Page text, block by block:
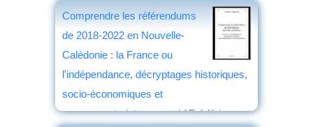
Comprendre les référendums
de 2018-2022 en Nouvelle-
Calédonie : la France ou
l'indépendance, décryptages historiques,
socio-économiques et
communautaristes : essai/ Frédéric